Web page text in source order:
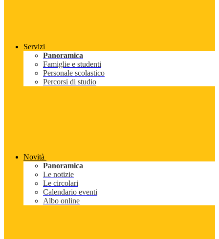
Servizi
Panoramica
Famiglie e studenti
Personale scolastico
Percorsi di studio
Novità
Panoramica
Le notizie
Le circolari
Calendario eventi
Albo online